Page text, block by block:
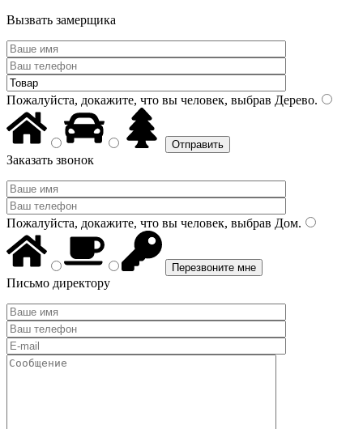
Вызвать замерщика
Пожалуйста, докажите, что вы человек, выбрав Дерево.
Заказать звонок
Пожалуйста, докажите, что вы человек, выбрав Дом.
Письмо директору